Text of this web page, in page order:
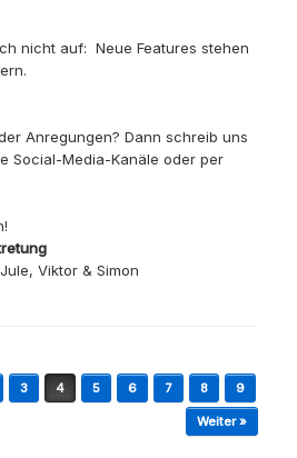
nicht auf: Neue Features stehen
Anregungen? Dann schreib uns
Social-Media-Kanäle oder per
Viktor & Simon
3 4 5 6 7 8 9
Weiter »